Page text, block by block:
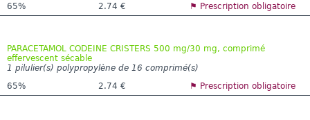
65%
2.74 € ⚑ Prescription obligatoire
PARACETAMOL CODEINE CRISTERS 500 mg/30 mg, comprimé
effervescent sécable
1 pilulier(s) polypropylène de 16 comprimé(s)
65%
2.74 € ⚑ Prescription obligatoire